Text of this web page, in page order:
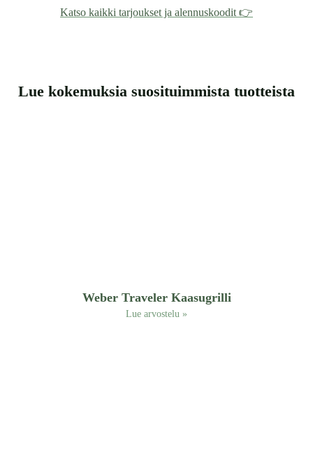
Katso kaikki tarjoukset ja alennuskoodit 👉
Lue kokemuksia suosituimmista tuotteista
Weber Traveler Kaasugrilli
Lue arvostelu »